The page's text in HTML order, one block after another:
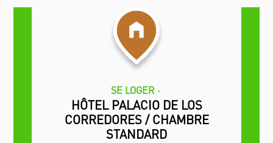
HÔTEL PALACIO DE LOS
CORREDORES / CHAMBRE
STANDARD
SE LOGER